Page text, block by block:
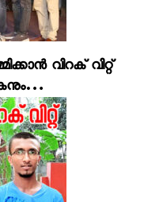
വിറക് വിറ്റ്